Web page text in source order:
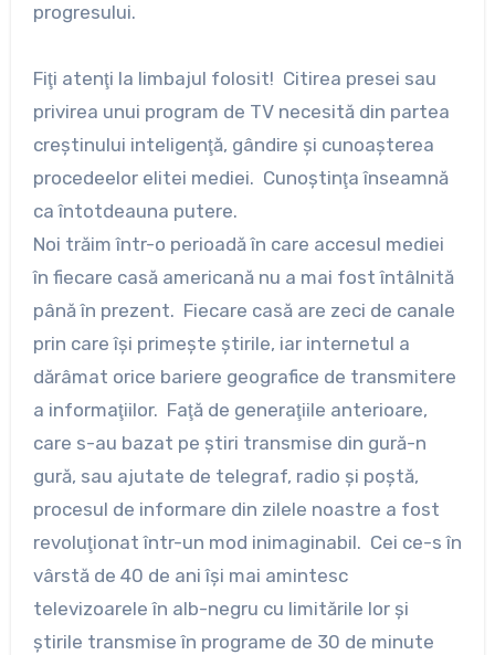
progresului.
Fiţi atenţi la limbajul folosit! Citirea presei sau
privirea unui program de TV necesită din partea
creştinului inteligenţă, gândire şi cunoaşterea
procedeelor elitei mediei. Cunoştinţa înseamnă
ca întotdeauna putere.
Noi trăim într-o perioadă în care accesul mediei
în fiecare casă americană nu a mai fost întâlnită
până în prezent. Fiecare casă are zeci de canale
prin care îşi primeşte ştirile, iar internetul a
dărâmat orice bariere geografice de transmitere
a informaţiilor. Faţă de generaţiile anterioare,
care s-au bazat pe ştiri transmise din gură-n
gură, sau ajutate de telegraf, radio şi poştă,
procesul de informare din zilele noastre a fost
revoluţionat într-un mod inimaginabil. Cei ce-s în
vârstă de 40 de ani îşi mai amintesc
televizoarele în alb-negru cu limitările lor şi
ştirile transmise în programe de 30 de minute